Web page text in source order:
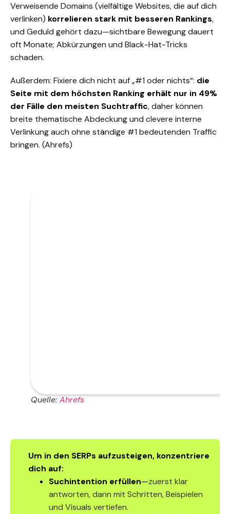
Verweisende Domains (vielfältige Websites, die auf dich
verlinken) korrelieren stark mit besseren Rankings,
und Geduld gehört dazu—sichtbare Bewegung dauert
oft Monate; Abkürzungen und Black-Hat-Tricks
schaden.
Außerdem: Fixiere dich nicht auf „#1 oder nichts“: die
Seite mit dem höchsten Ranking erhält nur in 49%
der Fälle den meisten Suchtraffic, daher können
breite thematische Abdeckung und clevere interne
Verlinkung auch ohne ständige #1 bedeutenden Traffic
bringen. (Ahrefs)
Quelle: Ahrefs
Um in den SERPs aufzusteigen, konzentriere
dich auf:
Suchintention erfüllen—zuerst klar
antworten, dann mit Schritten, Beispielen
und Visuals vertiefen.